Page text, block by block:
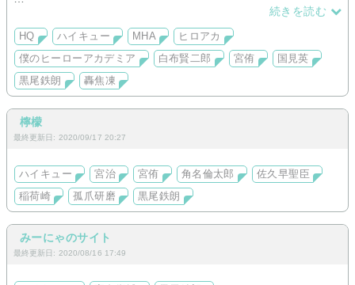
黒尾くん|同級生マネ|ラブコメ|完結(番外編連載中)
HQ短編集|基本1話完結|日常|恋愛|ギャグ|リクエスト募集中(DM
から)
MHA|オチ未定|かなりシリアス|連載中
続きを読む
HQ ハイキュー MHA
ヒロアカ
僕のヒーローアカデミア
白布賢二郎 宮侑
国見英
黒尾鉄朗
轟焦凍
檸檬
最終更新日: 2020/09/17 20:27
ハイキュー 宮治 宮侑 角名倫太郎
佐久早聖臣
稲荷崎
孤爪研磨 黒尾鉄朗
みーにゃのサイト
最終更新日: 2020/08/16 17:49